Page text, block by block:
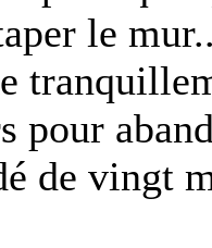
le
pour
de vingt